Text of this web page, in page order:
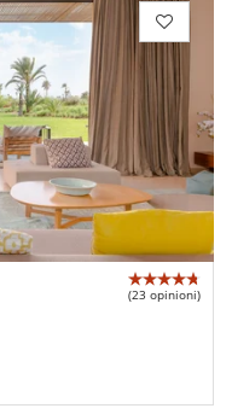
(23 opinioni)